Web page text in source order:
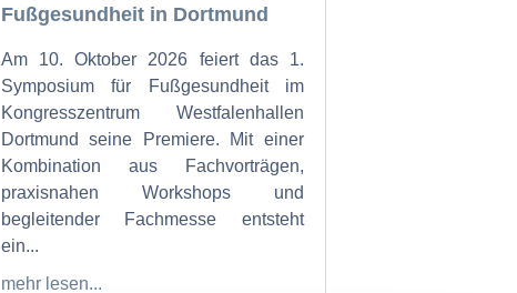
Fußgesundheit in Dortmund
Am 10. Oktober 2026 feiert das 1.
Symposium für Fußgesundheit im
Kongresszentrum Westfalenhallen
Dortmund seine Premiere. Mit einer
Kombination aus Fachvorträgen,
praxisnahen Workshops und
begleitender Fachmesse entsteht
ein...
mehr lesen...